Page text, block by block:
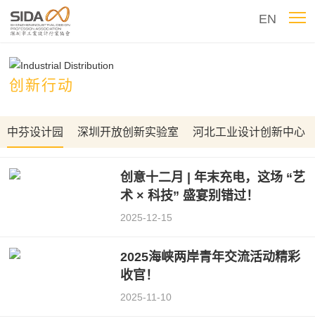
EN
创新行动
中芬设计园 深圳开放创新实验室 河北工业设计创新中心
创意十二月 | 年末充电，这场 “艺
术 × 科技” 盛宴别错过！
2025-12-15
2025海峡两岸青年交流活动精彩
收官！
2025-11-10